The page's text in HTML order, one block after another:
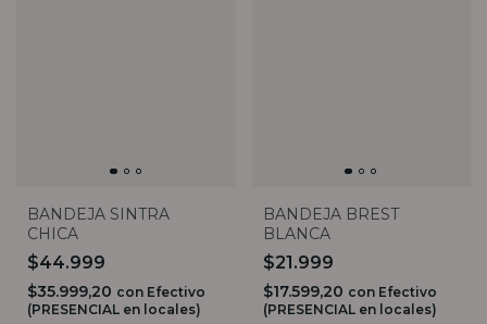
BANDEJA SINTRA
CHICA
$44.999
$35.999,20 con Efectivo
(PRESENCIAL en locales)
BANDEJA BREST
BLANCA
$21.999
$17.599,20 con Efectivo
(PRESENCIAL en locales)